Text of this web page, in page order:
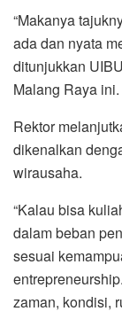
“Makanya
ada dan nyata
ditunjukkan
Malang Raya ini.
Rektor
dikenalkan
wirausaha.
“Kalau bisa
dalam beban
sesuai
zaman, kondisi,